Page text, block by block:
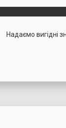
Надаємо вигідні